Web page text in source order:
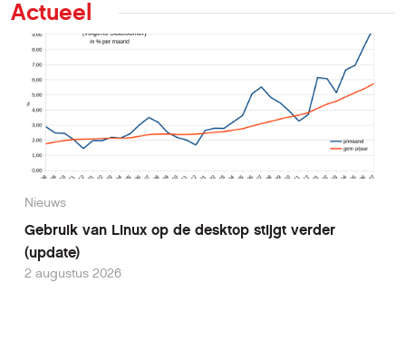
Actueel
Nieuws
Gebruik van Linux op de desktop stijgt verder
(update)
2 augustus 2026